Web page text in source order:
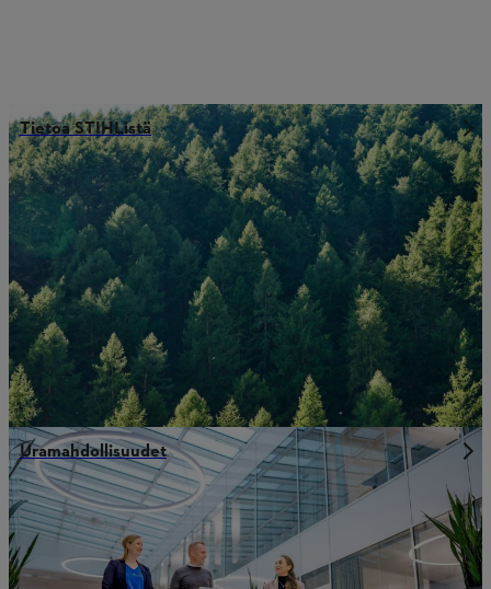
Tietoa STIHListä
Uramahdollisuudet